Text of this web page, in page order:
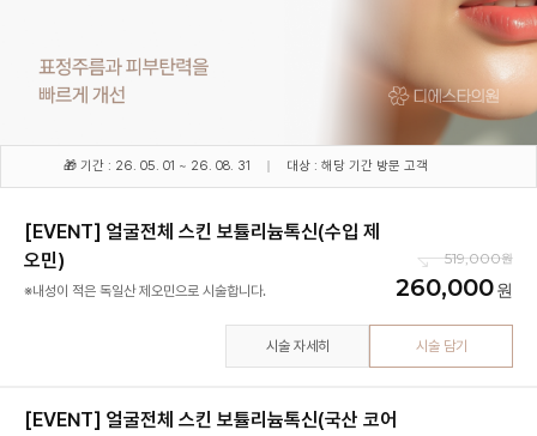
🎁 기간 : 26. 05. 01 ~ 26. 08. 31 대상 : 해당 기간 방문 고객
[EVENT] 얼굴전체 스킨 보튤리늄톡신(수입 제
오민)
※내성이 적은 독일산 제오민으로 시술합니다.
519,000
260,000
시술 자세히 시술 담기
[EVENT] 얼굴전체 스킨 보튤리늄톡신(국산 코어